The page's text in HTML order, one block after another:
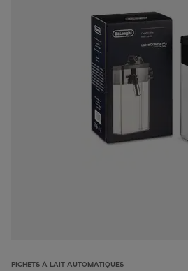
PICHETS À LAIT AUTOMATIQUES